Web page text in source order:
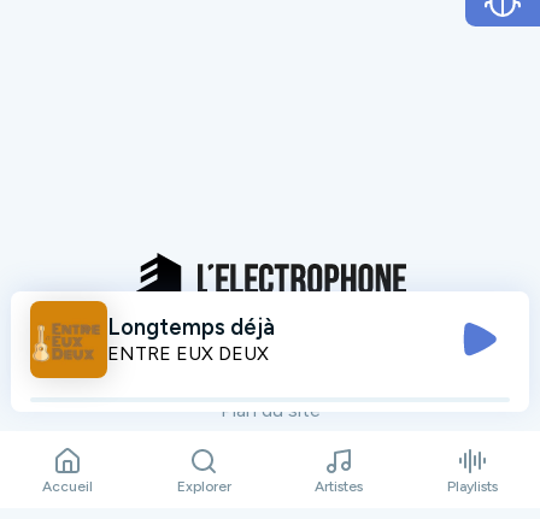
Mentions légales
Plan du site
Longtemps déjà
ENTRE EUX DEUX
Accueil Explorer Artistes Playlists